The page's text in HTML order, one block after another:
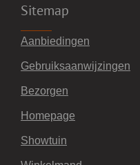
Sitemap
Aanbiedingen
Gebruiksaanwijzingen
Bezorgen
Homepage
Showtuin